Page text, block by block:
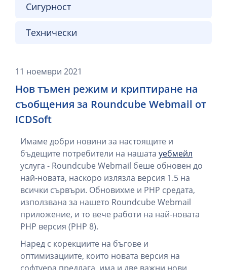
Сигурност
Технически
11 ноември 2021
Нов тъмен режим и криптиране на
съобщения за Roundcube Webmail от
ICDSoft
Имаме добри новини за настоящите и
бъдещите потребители на нашата уебмейл
услуга - Roundcube Webmail беше обновен до
най-новата, наскоро излязла версия 1.5 на
всички сървъри. Обновихме и PHP средата,
използвана за нашето Roundcube Webmail
приложение, и то вече работи на най-новата
PHP версия (PHP 8).
Наред с корекциите на бъгове и
оптимизациите, които новата версия на